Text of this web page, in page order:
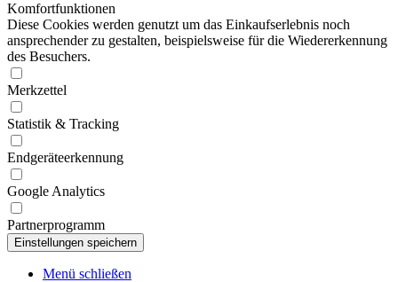
Komfortfunktionen
Diese Cookies werden genutzt um das Einkaufserlebnis noch
ansprechender zu gestalten, beispielsweise für die Wiedererkennung
des Besuchers.
Merkzettel
Statistik & Tracking
Endgeräteerkennung
Google Analytics
Partnerprogramm
Menü schließen